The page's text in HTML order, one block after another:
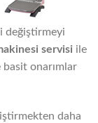
değiştirmeyi
servisi ile
basit onarımlar
daha